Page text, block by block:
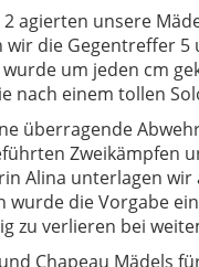
2 agierten unsere
wir die Gegentreffer
wurde um jeden cm
nach einem tollen
überragende
Zweikämpfen
Alina unterlagen wir
wurde die Vorgabe
zu verlieren bei
Chapeau Mädels